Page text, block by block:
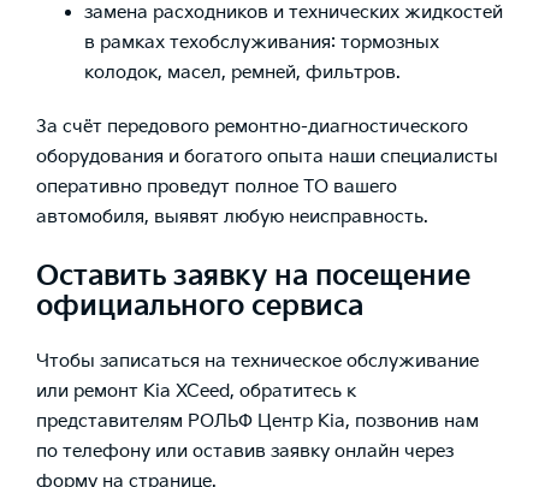
замена расходников и технических жидкостей
в рамках техобслуживания: тормозных
колодок, масел, ремней, фильтров.
За счёт передового ремонтно-диагностического
оборудования и богатого опыта наши специалисты
оперативно проведут полное ТО вашего
автомобиля, выявят любую неисправность.
Оставить заявку на посещение
официального сервиса
Чтобы записаться на техническое обслуживание
или ремонт Kia XCeed, обратитесь к
представителям РОЛЬФ Центр Kia, позвонив нам
по телефону или оставив заявку онлайн через
форму на странице.